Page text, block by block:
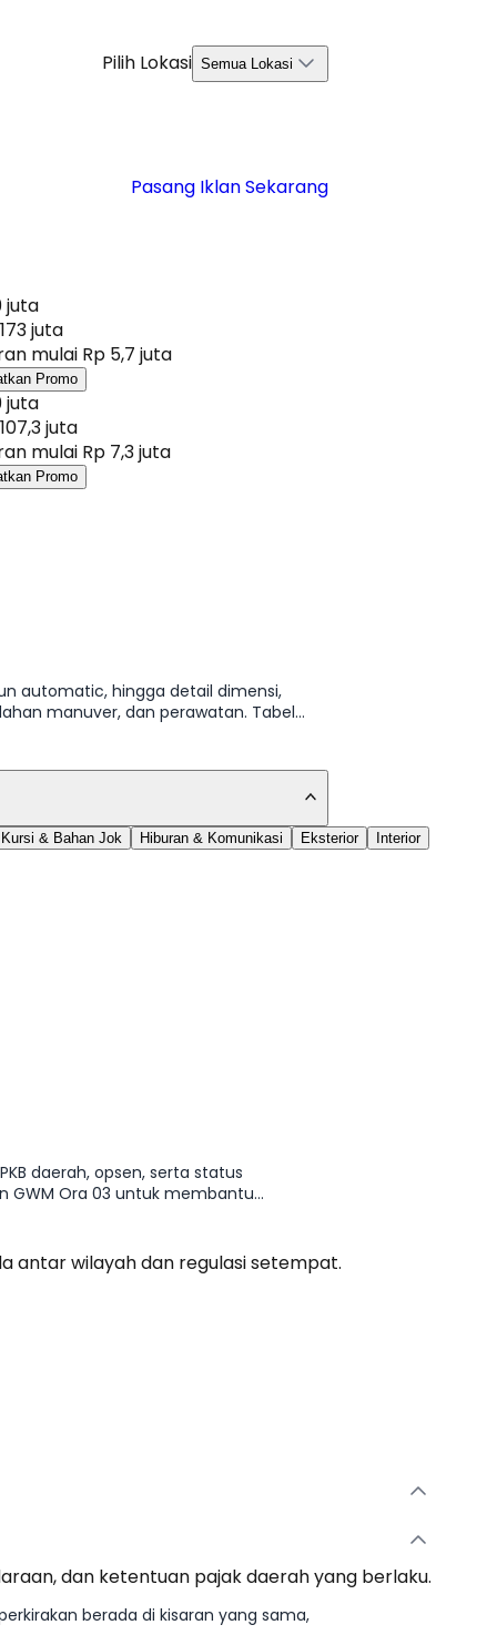
Pilih Lokasi Semua Lokasi
Pasang Iklan Sekarang
juta
juta
mulai Rp 5,7 juta
Promo
juta
juta
mulai Rp 7,3 juta
Promo
automatic, hingga detail dimensi,
manuver, dan perawatan. Tabel
Kursi & Bahan Jok Hiburan & Komunikasi Eksterior Interior
daerah, opsen, serta status
GWM Ora 03 untuk membantu
antar wilayah dan regulasi setempat.
dan ketentuan pajak daerah yang berlaku.
berada di kisaran yang sama,